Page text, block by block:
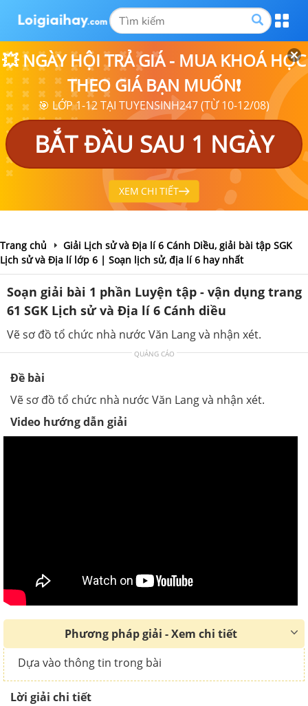
💥 NGÀY HỘI TRẢ GIÁ - MUA KHOÁ HỌC
THEO GIÁ BẠN MUỐN❗
🎯 LỚP 1-12 TẠI TUYENSINH247 (TỪ 10-12/08)
BẮT ĐẦU SAU 1 NGÀY
XEM CHI TIẾT
Trang chủ
Giải Lịch sử và Địa lí 6 Cánh Diều, giải bài tập SGK
Lịch sử và Địa lí lớp 6 | Soạn lịch sử, địa lí 6 hay nhất
Soạn giải bài 1 phần Luyện tập - vận dụng trang
61 SGK Lịch sử và Địa lí 6 Cánh diều
Vẽ sơ đồ tổ chức nhà nước Văn Lang và nhận xét.
QUẢNG CÁO
Đề bài
Vẽ sơ đồ tổ chức nhà nước Văn Lang và nhận xét.
Video hướng dẫn giải
Phương pháp giải - Xem chi tiết
Dựa vào thông tin trong bài
Lời giải chi tiết